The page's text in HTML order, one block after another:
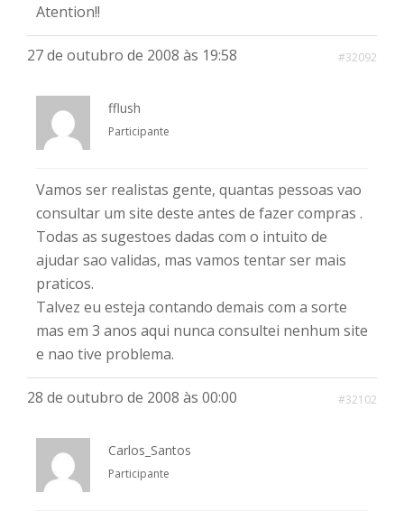
Atention!!
27 de outubro de 2008 às 19:58 #32092
fflush
Participante
Vamos ser realistas gente, quantas pessoas vao
consultar um site deste antes de fazer compras .
Todas as sugestoes dadas com o intuito de
ajudar sao validas, mas vamos tentar ser mais
praticos.
Talvez eu esteja contando demais com a sorte
mas em 3 anos aqui nunca consultei nenhum site
e nao tive problema.
28 de outubro de 2008 às 00:00 #32102
Carlos_Santos
Participante